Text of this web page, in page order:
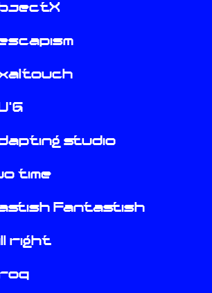
studio
time
Fantastish
right